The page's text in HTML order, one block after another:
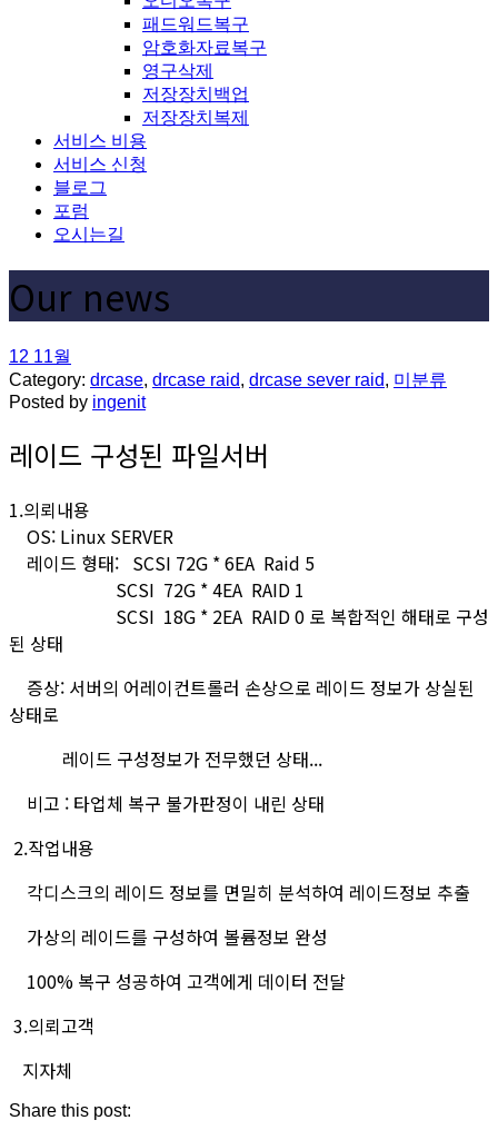
패드워드복구
암호화자료복구
영구삭제
저장장치백업
저장장치복제
서비스 비용
서비스 신청
블로그
포럼
오시는길
Our news
12 11월
Category: drcase, drcase raid, drcase sever raid, 미분류
Posted by ingenit
레이드 구성된 파일서버
1.의뢰내용
OS: Linux SERVER
레이드 형태: SCSI 72G * 6EA Raid 5
SCSI 72G * 4EA RAID 1
SCSI 18G * 2EA RAID 0 로 복합적인 해태로 구성
된 상태
증상: 서버의 어레이컨트롤러 손상으로 레이드 정보가 상실된
상태로
레이드 구성정보가 전무했던 상태...
비고 : 타업체 복구 불가판정이 내린 상태
2.작업내용
각디스크의 레이드 정보를 면밀히 분석하여 레이드정보 추출
가상의 레이드를 구성하여 볼륨정보 완성
100% 복구 성공하여 고객에게 데이터 전달
3.의뢰고객
지자체
Share this post: